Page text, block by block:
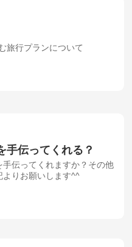
旅行プランについて
手伝ってくれる？
伝ってくれますか？その他
よりお願いします^^